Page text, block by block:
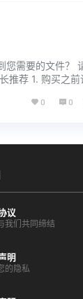
您需要的文件？
推荐 1. 购买之前
0 0
议
我们共同缔结
明
的隐私